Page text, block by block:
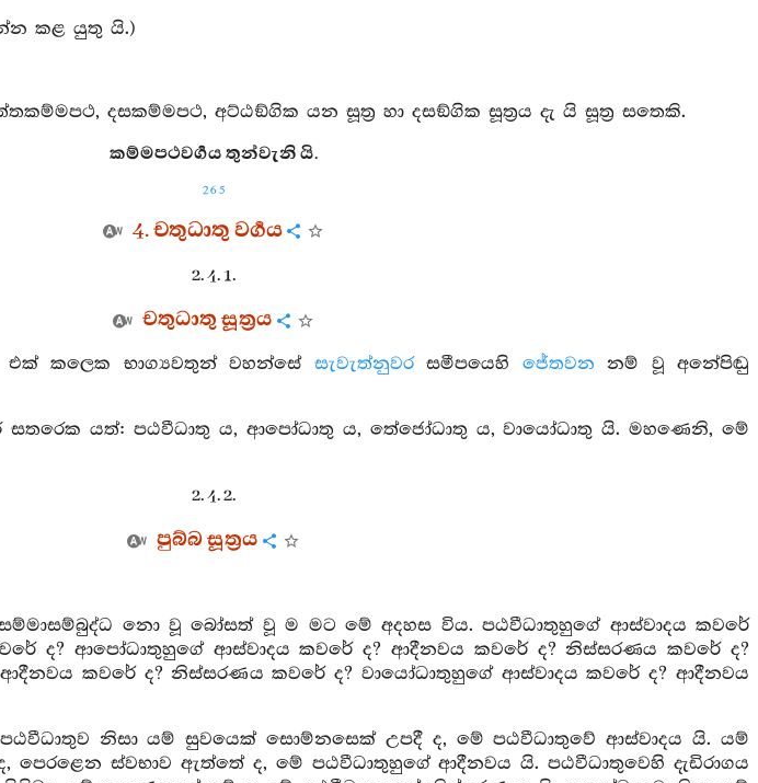
කළ යුතු යි.)
දසකම්මපථ, අට්ඨඞ්ගික යන සූත්‍ර හා දසඞ්ගික සූත්‍රය දැ යි සූත්‍ර සතෙකි.
කම්මපථවර්‍ගය තුන්වැනි යි.
265
4. චතුධාතු වර්‍ගය
2. 4. 1.
චතුධාතු සූත්‍රය
එක් කලෙක භාග්‍යවතුන් වහන්සේ සැවැත්නුවරසමීපයෙහි ජේතවන නම් වූ අනේපිඬු
යත්: පඨවීධාතු ය, ආපෝධාතු ය, තේජෝධාතු ය, වායෝධාතු යි. මහණෙනි, මේ
2. 4. 2.
පුබ්බ සූත්‍රය
නො වූ බෝසත් වූ ම මට මේ අදහස විය. පඨවීධාතුහුගේ ආස්වාදය කවරේ
ද? ආපෝධාතුහුගේ ආස්වාදය කවරේ ද? ආදීනවය කවරේ ද? නිස්සරණය කවරේ ද?
කවරේ ද? නිස්සරණය කවරේ ද? වායෝධාතුහුගේ ආස්වාදය කවරේ ද? ආදීනවය
නිසා යම් සුවයෙක් සොම්නසෙක් උපදී ද, මේ පඨවීධාතුවේ ආස්වාදය යි. යම්
පෙරළෙන ස්වභාව ඇත්තේ ද, මේ පඨවීධාතුහුගේ ආදීනවය යි. පඨවීධාතුවෙහි දැඩිරාගය